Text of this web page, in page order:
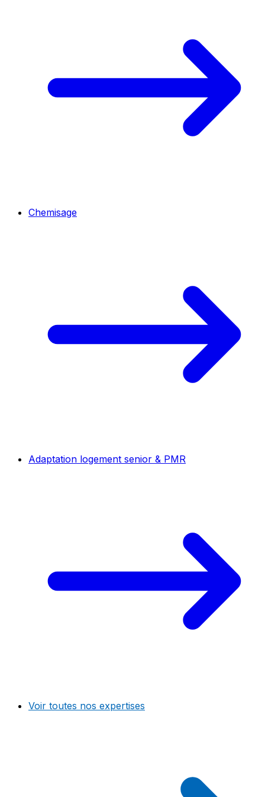
Chemisage
Adaptation logement senior & PMR
Voir toutes nos expertises